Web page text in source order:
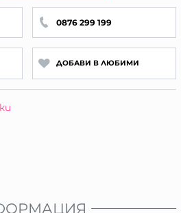
0876 299 199
ДОБАВИ В ЛЮБИМИ